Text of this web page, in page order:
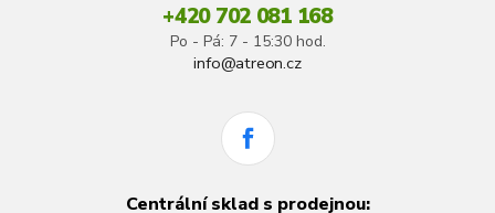
+420 702 081 168
Po - Pá: 7 - 15:30 hod.
info@atreon.cz
Centrální sklad s prodejnou: